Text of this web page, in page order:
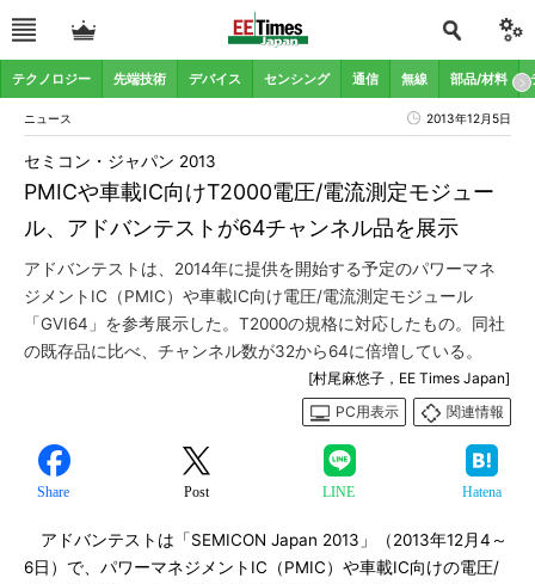
テクノロジー 先端技術 デバイス センシング 通信 無線 部品/材料
ニュース 2013年12月5日
PMICや車載IC向けT2000電圧/電流測定モジュー
ル、アドバンテストが64チャンネル品を展示
セミコン・ジャパン 2013
アドバンテストは、2014年に提供を開始する予定のパワーマネ
ジメントIC（PMIC）や車載IC向け電圧/電流測定モジュール
「GVI64」を参考展示した。T2000の規格に対応したもの。同社
の既存品に比べ、チャンネル数が32から64に倍増している。
[村尾麻悠子，EE Times Japan]
PC用表示
関連情報
Share Post LINE Hatena
アドバンテストは「SEMICON Japan 2013」（2013年12月4～
6日）で、パワーマネジメントIC（PMIC）や車載IC向けの電圧/